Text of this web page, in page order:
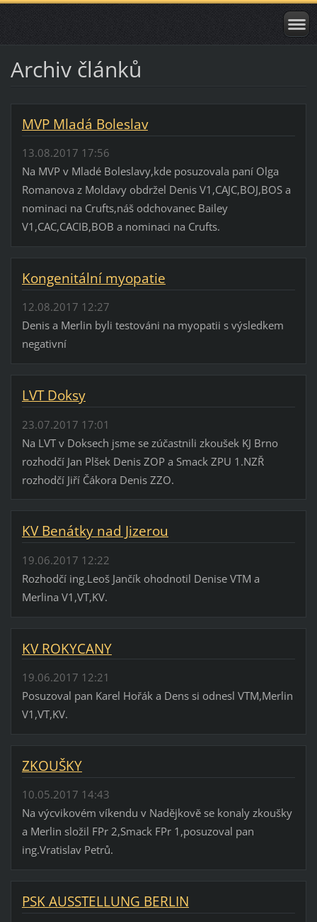
Archiv článků
MVP Mladá Boleslav
13.08.2017 17:56
Na MVP v Mladé Boleslavy,kde posuzovala paní Olga
Romanova z Moldavy obdržel Denis V1,CAJC,BOJ,BOS a
nominaci na Crufts,náš odchovanec Bailey
V1,CAC,CACIB,BOB a nominaci na Crufts.
Kongenitální myopatie
12.08.2017 12:27
Denis a Merlin byli testováni na myopatii s výsledkem
negativní
LVT Doksy
23.07.2017 17:01
Na LVT v Doksech jsme se zúčastnili zkoušek KJ Brno
rozhodčí Jan Plšek Denis ZOP a Smack ZPU 1.NZŘ
rozhodčí Jiří Čákora Denis ZZO.
KV Benátky nad Jizerou
19.06.2017 12:22
Rozhodčí ing.Leoš Jančík ohodnotil Denise VTM a
Merlina V1,VT,KV.
KV ROKYCANY
19.06.2017 12:21
Posuzoval pan Karel Hořák a Dens si odnesl VTM,Merlin
V1,VT,KV.
ZKOUŠKY
10.05.2017 14:43
Na výcvikovém víkendu v Nadějkově se konaly zkoušky
a Merlin složil FPr 2,Smack FPr 1,posuzoval pan
ing.Vratislav Petrů.
PSK AUSSTELLUNG BERLIN